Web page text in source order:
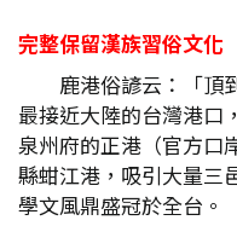
完整保留漢族習俗文化
鹿港俗諺云：「頂
最接近大陸的台灣港口
泉州府的正港（官方口
縣蚶江港，吸引大量三
學文風鼎盛冠於全台。